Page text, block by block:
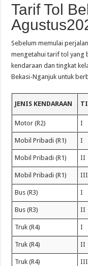
Tarif Tol
Sebelum memulai
mengetahui tarif tol yang
kendaraan dan tingkat
Bekasi-Nganjuk untuk
JENIS KENDARAAN
Motor (R2) I
Mobil Pribadi (R1) I
Mobil Pribadi (R1) II
Mobil Pribadi (R1) III
Bus (R3) I
Bus (R3) II
Truk (R4) I
Truk (R4) II
Truk (R4) III